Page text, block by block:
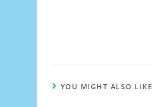
YOU MIGHT ALSO LIKE